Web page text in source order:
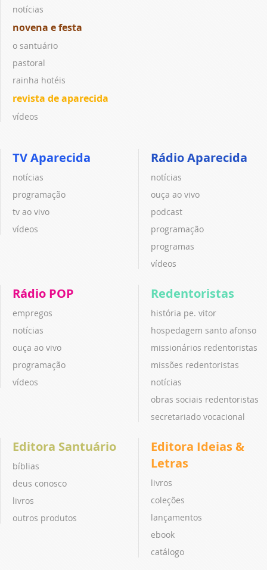
notícias
novena e festa
o santuário
pastoral
rainha hotéis
revista de aparecida
vídeos
TV Aparecida
notícias
programação
tv ao vivo
vídeos
Rádio Aparecida
notícias
ouça ao vivo
podcast
programação
programas
vídeos
Rádio POP
empregos
notícias
ouça ao vivo
programação
vídeos
Redentoristas
história pe. vitor
hospedagem santo afonso
missionários redentoristas
missões redentoristas
notícias
obras sociais redentoristas
secretariado vocacional
Editora Santuário
bíblias
deus conosco
livros
outros produtos
Editora Ideias &
Letras
livros
coleções
lançamentos
ebook
catálogo